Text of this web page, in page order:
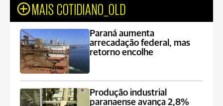
MAIS COTIDIANO_OLD
Paraná aumenta
arrecadação federal, mas
retorno encolhe
Produção industrial
paranaense avança 2,8%